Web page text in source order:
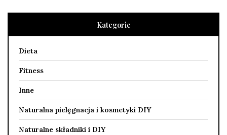
Kategorie
Dieta
Fitness
Inne
Naturalna pielęgnacja i kosmetyki DIY
Naturalne składniki i DIY